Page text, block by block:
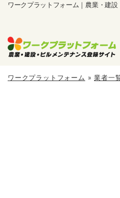
ワークプラットフォーム｜農業・建
ワークプラットフォーム »業者一